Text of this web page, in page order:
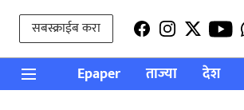
सबस्क्राईब करा
Epaper ताज्या देश